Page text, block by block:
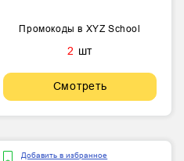
Промокоды в XYZ School
2 шт
Смотреть
Добавить в избранное